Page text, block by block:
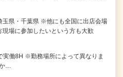
玉県・千葉県 ※他にも全国に出店会場
現場に参加したいという方も大歓
実働8H ※勤務場所によって異なりま
…